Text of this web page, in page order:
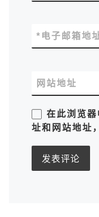
电子邮箱地
*
网站地址
在此浏览
址和网站地址